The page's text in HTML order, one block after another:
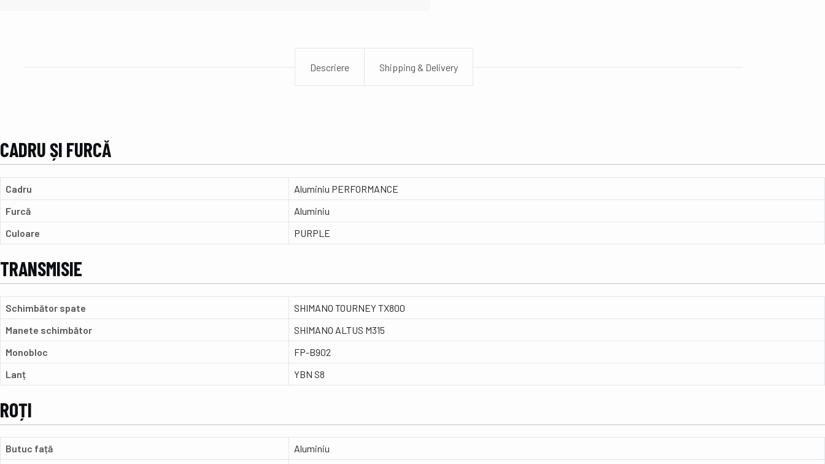
Descriere Shipping & Delivery
CADRU ȘI FURCĂ
Cadru
Aluminiu PERFORMANCE
Furcă
Aluminiu
Culoare
PURPLE
TRANSMISIE
Schimbător spate
SHIMANO TOURNEY TX800
Manete schimbător
SHIMANO ALTUS M315
Monobloc
FP-B902
Lanț
YBN S8
ROȚI
Butuc față
Aluminiu